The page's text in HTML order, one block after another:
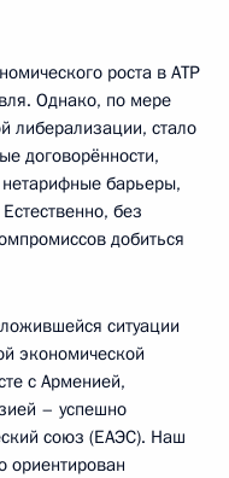
роста в АТР
Однако, по мере
либерализации, стало
договорённости,
барьеры,
без
добиться
ситуации
экономической
с Арменией,
– успешно
союз (ЕАЭС). Наш
ориентирован